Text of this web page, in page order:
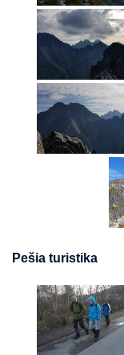
Pešia turistika